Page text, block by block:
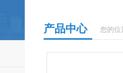
您的位
产品中心